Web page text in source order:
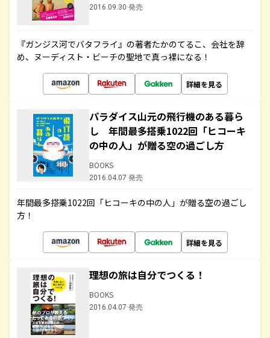
2016.09.30 発売
『ガンジス河でバタフライ』の著者たかのてるこ、会社を辞
め、ヌーディスト・ビーチの聖地で真っ裸になる！
詳細を見る
パラダイス山元の飛行機のある暮ら
し 年間最多搭乗1022回「ヒコーキ
の中の人」が贈る空の過ごし方
BOOKS
2016.04.07 発売
年間最多搭乗1022回「ヒコーキの中の人」が贈る空の過ごし
方！
詳細を見る
理想の旅は自分でつくる！
BOOKS
2016.04.07 発売